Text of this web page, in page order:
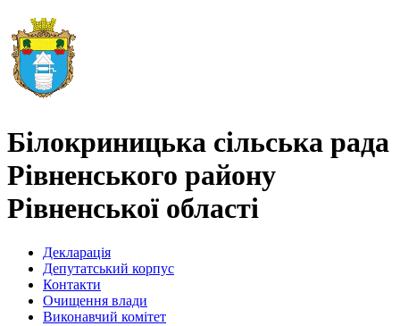
Білокриницька сільська рада
Рівненського району
Рівненської області
Декларація
Депутатський корпус
Контакти
Очищення влади
Виконавчий комітет